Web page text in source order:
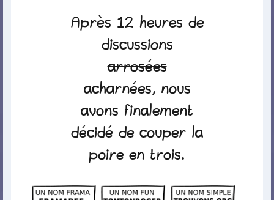
Après 12 heures de
discussions
arrosées
acharnées, nous
avons finalement
décidé de couper la
poire en trois.